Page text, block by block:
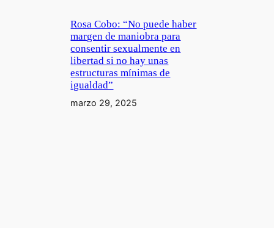
Rosa Cobo: “No puede haber
margen de maniobra para
consentir sexualmente en
libertad si no hay unas
estructuras mínimas de
igualdad”
marzo 29, 2025